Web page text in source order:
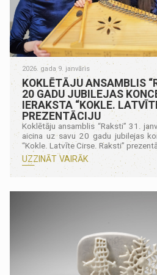
2026. gada 9. janvāris
KOKLĒTĀJU ANSAMBLIS
20 GADU JUBILEJAS
IERAKSTA “KOKLE.
PREZENTĀCIJU
Koklētāju ansamblis “Raksti” 31.
aicina uz savu 20 gadu jubilejas
“Kokle. Latvīte Cirse. Raksti”
UZZINĀT VAIRĀK